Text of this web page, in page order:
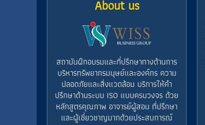
About us
สถาบันฝึกอบรมและที่ปรึกษาทางด้านการ
บริหารทรัพยากรมนุษย์และองค์กร ความ
ปลอดภัยและสิ่งแวดล้อม บริการให้คำ
ปรึกษาด้านระบบ ISO แบบครบวงจร ด้วย
หลักสูตรคุณภาพ อาจารย์ผู้สอน ที่ปรึกษา
และผู้เชี่ยวชาญมากด้วยประสบการณ์